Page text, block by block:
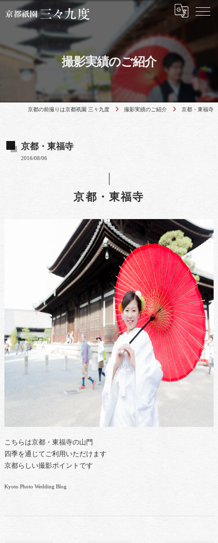
撮影実績のご紹介
京都の前撮りは京都祇園 三々九度 撮影実績のご紹介 京都・東福寺
京都・東福寺
2016/08/06
京都・東福寺
こちらは京都・東福寺の山門
四季を通じてご利用いただけます
京都らしい撮影ポイントです
Kyoto Photo Wedding Blog